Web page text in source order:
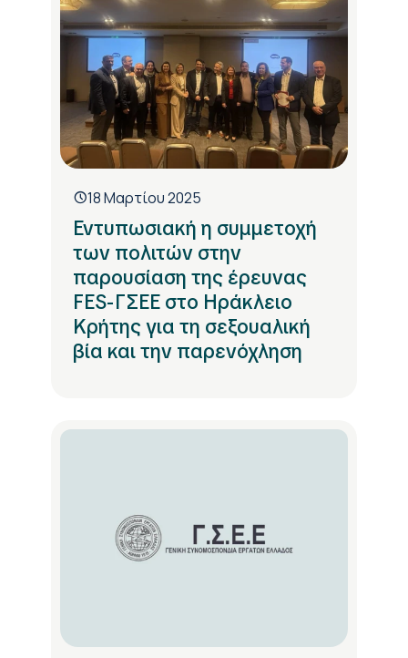
18 Μαρτίου 2025
Εντυπωσιακή η συμμετοχή
των πολιτών στην
παρουσίαση της έρευνας
FES-ΓΣΕΕ στο Ηράκλειο
Κρήτης για τη σεξουαλική
βία και την παρενόχληση